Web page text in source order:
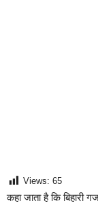
Views: 65
कहा जाता है कि बिहारी